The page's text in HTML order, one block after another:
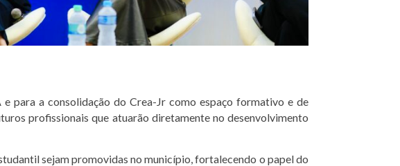
para a consolidação do Crea-Jr como espaço formativo e de
profissionais que atuarão diretamente no desenvolvimento
sejam promovidas no município, fortalecendo o papel do